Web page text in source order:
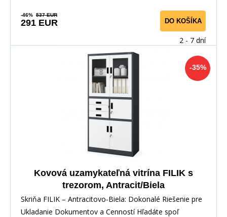
-46% 537 EUR
291 EUR DO KOŠÍKA
2 - 7 dní
-35%
Kovová uzamykateľná vitrína FILIK s
trezorom, Antracit/Biela
Skriňa FILIK – Antracitovo-Biela: Dokonalé Riešenie pre
Ukladanie Dokumentov a Cenností Hľadáte spoľ